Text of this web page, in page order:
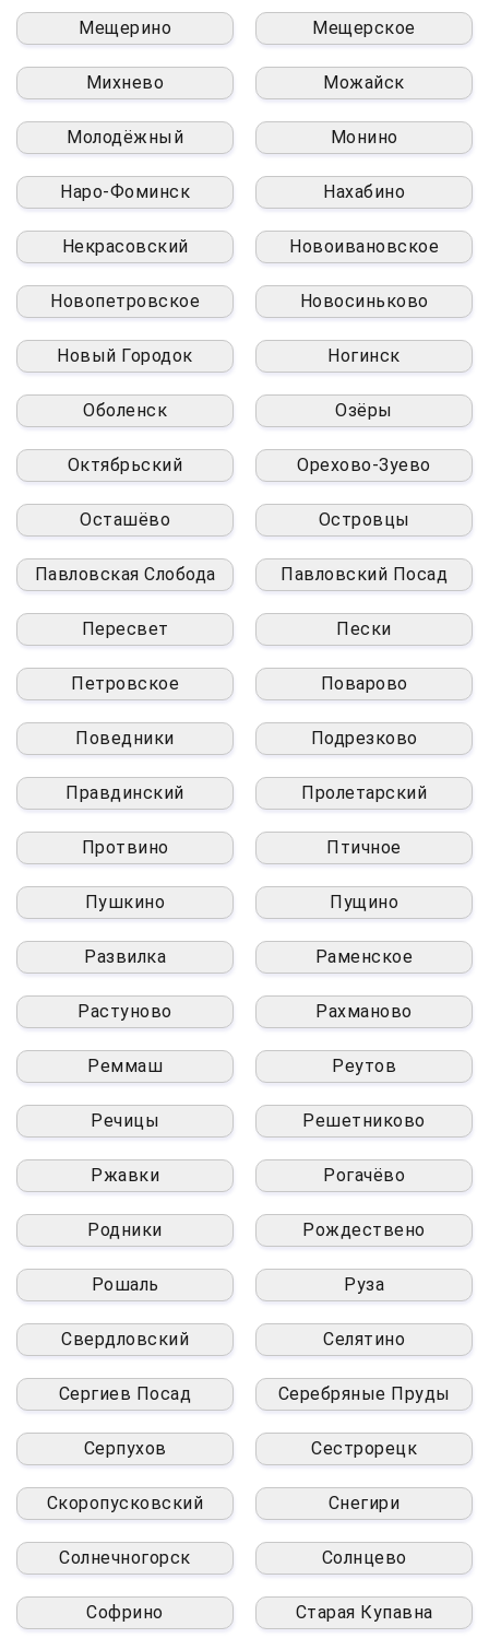
Мещерино Мещерское
Михнево Можайск
Молодёжный Монино
Наро-Фоминск Нахабино
Некрасовский Новоивановское
Новопетровское Новосиньково
Новый Городок Ногинск
Оболенск Озёры
Октябрьский Орехово-Зуево
Осташёво Островцы
Павловская Слобода Павловский Посад
Пересвет Пески
Петровское Поварово
Поведники Подрезково
Правдинский Пролетарский
Протвино Птичное
Пушкино Пущино
Развилка Раменское
Растуново Рахманово
Реммаш Реутов
Речицы Решетниково
Ржавки Рогачёво
Родники Рождествено
Рошаль Руза
Свердловский Селятино
Сергиев Посад Серебряные Пруды
Серпухов Сестрорецк
Скоропусковский Снегири
Солнечногорск Солнцево
Софрино Старая Купавна